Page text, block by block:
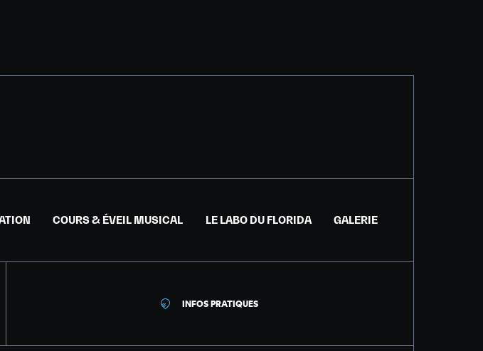
COURS & ÉVEIL MUSICAL LE LABO DU FLORIDA GALERIE
INFOS PRATIQUES